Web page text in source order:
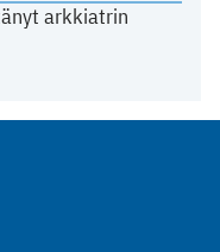
arkkiatrin